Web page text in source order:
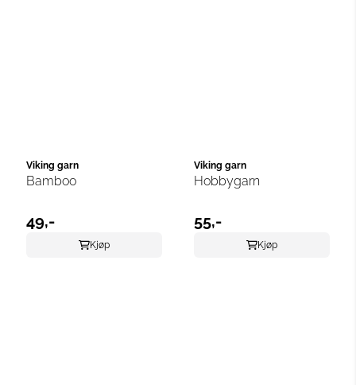
Viking garn
Bamboo
49,-
Kjøp
Viking garn
Hobbygarn
55,-
Kjøp